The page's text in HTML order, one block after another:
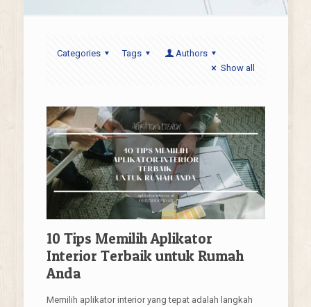
Categories Tags
Authors
Show all
10 Tips Memilih Aplikator
Interior Terbaik untuk Rumah
Anda
Memilih aplikator interior yang tepat adalah langkah